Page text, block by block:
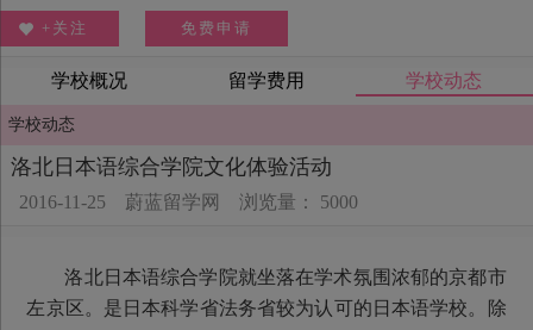
+关注 免费申请
学校概况 留学费用 学校动态
学校动态
洛北日本语综合学院文化体验活动
2016-11-25 蔚蓝留学网 浏览量： 5000
洛北日本语综合学院就坐落在学术氛围浓郁的京都市
左京区。是日本科学省法务省较为认可的日本语学校。
除